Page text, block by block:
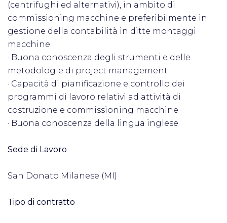
(centrifughi ed alternativi), in ambito di
commissioning macchine e preferibilmente in
gestione della contabilità in ditte montaggi
macchine
· Buona conoscenza degli strumenti e delle
metodologie di project management
· Capacità di pianificazione e controllo dei
programmi di lavoro relativi ad attività di
costruzione e commissioning macchine
· Buona conoscenza della lingua inglese
Sede di Lavoro
San Donato Milanese (MI)
Tipo di contratto